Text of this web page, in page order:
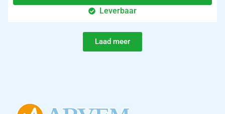
Leverbaar
Laad meer